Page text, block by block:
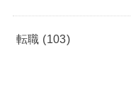
転職 (103)